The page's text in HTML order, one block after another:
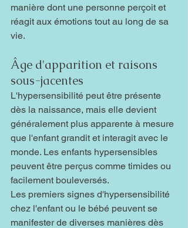
manière dont une personne perçoit et
réagit aux émotions tout au long de sa
vie.
Âge d'apparition et raisons
sous-jacentes
L'hypersensibilité peut être présente
dès la naissance, mais elle devient
généralement plus apparente à mesure
que l'enfant grandit et interagit avec le
monde. Les enfants hypersensibles
peuvent être perçus comme timides ou
facilement bouleversés.
Les premiers signes d'hypersensibilité
chez l'enfant ou le bébé peuvent se
manifester de diverses manières dès